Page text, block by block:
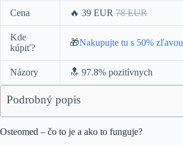
Cena 🔥 39 EUR 78 EUR
Kde
kúpiť?
🎁Nakupujte tu s 50% zľavou
Názory 🔝 97.8% pozitívnych
Podrobný popis
Osteomed – čo to je a ako to funguje?